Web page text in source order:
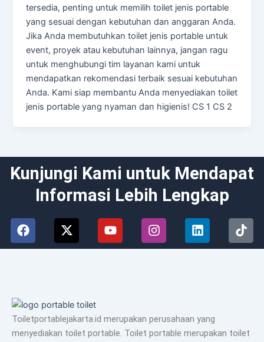
tersedia, penting untuk memilih toilet jenis portable
yang sesuai dengan kebutuhan dan anggaran Anda.
Jika Anda membutuhkan toilet jenis portable untuk
event, proyek atau kebutuhan lainnya, jangan ragu
untuk menghubungi tim layanan kami untuk
mendapatkan rekomendasi terbaik sesuai kebutuhan
Anda. Kami siap membantu Anda menyediakan toilet
jenis portable yang nyaman dan higienis! CS 1 CS 2
Kunjungi Kami untuk Mendapat
Informasi Lebih Lengkap
F
a
c
o
k
X
-
t
t
e
r
Y
o
u
I
n
s
m
L
i
n
T
i
k
Toiletportablejakarta.id merupakan perusahaan yang
menyediakan toilet portable. Toilet portable merupakan toilet